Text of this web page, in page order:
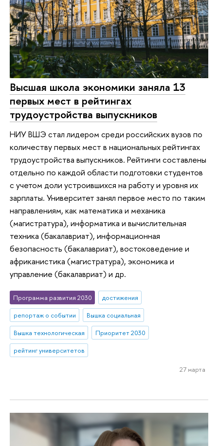
Высшая школа экономики заняла 13
первых мест в рейтингах
трудоустройства выпускников
НИУ ВШЭ стал лидером среди российских вузов по
количеству первых мест в национальных рейтингах
трудоустройства выпускников. Рейтинги составлены
отдельно по каждой области подготовки студентов
с учетом доли устроившихся на работу и уровня их
зарплаты. Университет занял первое место по таким
направлениям, как математика и механика
(магистратура), информатика и вычислительная
техника (бакалавриат), информационная
безопасность (бакалавриат), востоковедение и
африканистика (магистратура), экономика и
управление (бакалавриат) и др.
Программа развития 2030
достижения
репортаж о событии
Вышка социальная
Вышка технологическая
Приоритет 2030
рейтинг университетов
27 марта